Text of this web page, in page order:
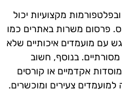
מקצועיות יכול
פרסום משרות באתרים כמו
עם מועמדים איכותיים שלא
מסורתיים. בנוסף, חשוב
אקדמיים או קורסים
צעירים ומוכשרים.